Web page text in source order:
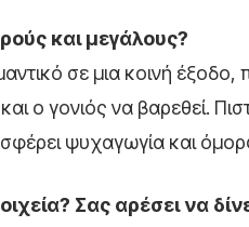
και μεγάλους?
σε μια κοινή
ο γονιός να βαρεθεί.
ψυχαγωγία και
Σας αρέσει να